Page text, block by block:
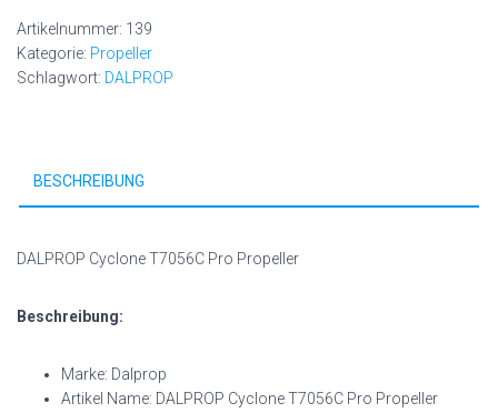
Artikelnummer: 139
Kategorie: Propeller
Schlagwort: DALPROP
BESCHREIBUNG
DALPROP Cyclone T7056C Pro Propeller
Beschreibung:
Marke: Dalprop
Artikel Name: DALPROP Cyclone T7056C Pro Propeller